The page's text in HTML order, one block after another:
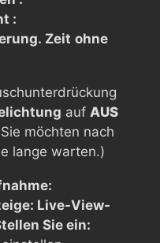
:
Zeit ohne
auf AUS
möchten nach
lange warten.)
Live-View-
Sie ein: